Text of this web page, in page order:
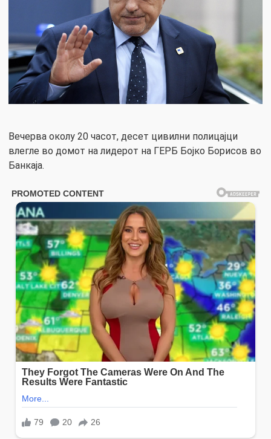
Вечерва околу 20 часот, десет цивилни полицајци
влегле во домот на лидерот на ГЕРБ Бојко Борисов во
Банкаја.